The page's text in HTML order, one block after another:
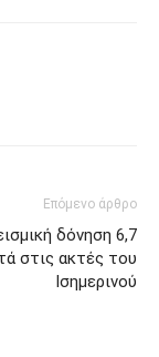
Επόμενο άρθρο
δόνηση 6,7
στις ακτές του
Ισημερινού